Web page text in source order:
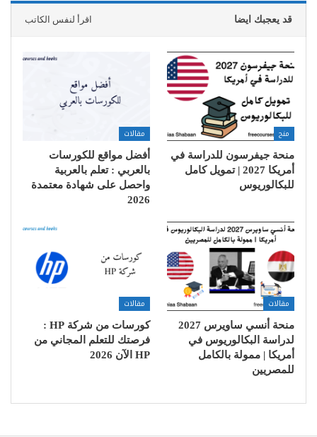
قد يعجبك ايضا اقرأ لنفس الكاتب
منح
منحة جيفرسون للدراسة في
أمريكا 2027 | تمويل كامل
للبكالوريوس
مقالات
أفضل مواقع للكورسات
بالعربي : تعلم بالعربية
واحصل على شهادة معتمدة
2026
مقالات
منحة أنسي ساويرس 2027
لدراسة البكالوريوس في
أمريكا | ممولة بالكامل
للمصريين
مقالات
كورسات من شركة HP :
فرصتك للتعلم المجاني من
HP الآن 2026